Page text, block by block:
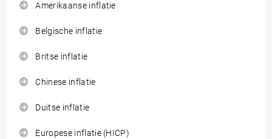
Amerikaanse inflatie
Belgische inflatie
Britse inflatie
Chinese inflatie
Duitse inflatie
Europese inflatie (HICP)